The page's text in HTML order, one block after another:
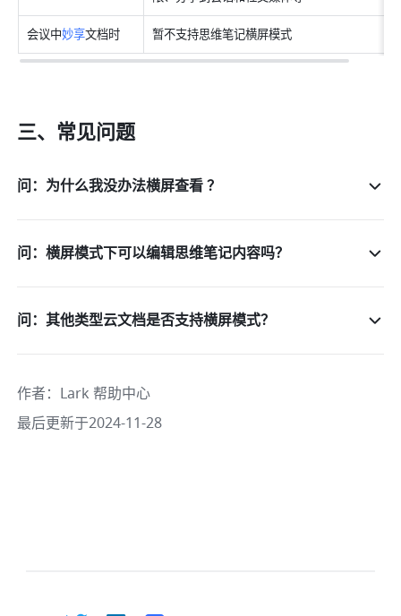
会议中妙享文档时 暂不支持思维笔记横屏模式
三、常见问题
问：为什么我没办法横屏查看 ？
问：横屏模式下可以编辑思维笔记内容吗？
问：其他类型云文档是否支持横屏模式？
作者： Lark 帮助中心
最后更新于2024-11-28